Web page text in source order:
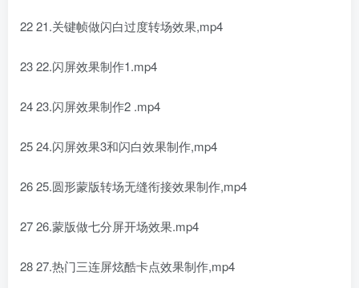
22 21.关键帧做闪白过度转场效果,mp4
23 22.闪屏效果制作1.mp4
24 23.闪屏效果制作2 .mp4
25 24.闪屏效果3和闪白效果制作,mp4
26 25.圆形蒙版转场无缝衔接效果制作,mp4
27 26.蒙版做七分屏开场效果.mp4
28 27.热门三连屏炫酷卡点效果制作,mp4